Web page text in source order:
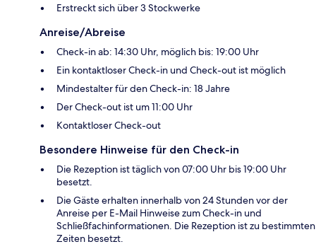
Erstreckt sich über 3 Stockwerke
Anreise/Abreise
Check-in ab: 14:30 Uhr, möglich bis: 19:00 Uhr
Ein kontaktloser Check-in und Check-out ist möglich
Mindestalter für den Check-in: 18 Jahre
Der Check-out ist um 11:00 Uhr
Kontaktloser Check-out
Besondere Hinweise für den Check-in
Die Rezeption ist täglich von 07:00 Uhr bis 19:00 Uhr
besetzt.
Die Gäste erhalten innerhalb von 24 Stunden vor der
Anreise per E-Mail Hinweise zum Check-in und
Schließfachinformationen. Die Rezeption ist zu bestimmten
Zeiten besetzt.